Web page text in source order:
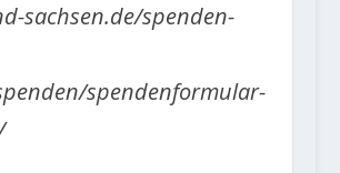
sachsen.de/spenden-
spendenformular-